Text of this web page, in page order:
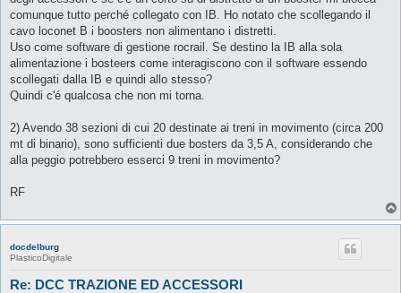
comunque tutto perché collegato con IB. Ho notato che scollegando il
cavo loconet B i boosters non alimentano i distretti.
Uso come software di gestione rocrail. Se destino la IB alla sola
alimentazione i bosteers come interagiscono con il software essendo
scollegati dalla IB e quindi allo stesso?
Quindi c'é qualcosa che non mi torna.
2) Avendo 38 sezioni di cui 20 destinate ai treni in movimento (circa 200
mt di binario), sono sufficienti due bosters da 3,5 A, considerando che
alla peggio potrebbero esserci 9 treni in movimento?
RF
docdelburg
PlasticoDigitale
Re: DCC TRAZIONE ED ACCESSORI